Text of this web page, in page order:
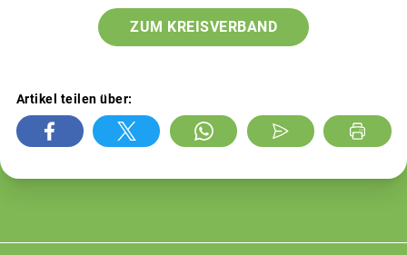
ZUM KREISVERBAND
Artikel teilen über: